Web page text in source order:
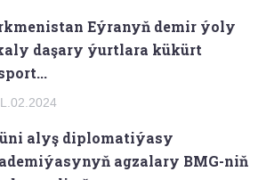
Eýranyň demir ýoly
daşary ýurtlara kükürt
alyş diplomatiýasy
agzalary BMG-niň